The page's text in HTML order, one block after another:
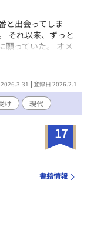
と出会ってしま
それ以来、ずっと
願っていた。 オメ
を売って稼ぐこと
わせ、雑踏の中を
た。 ところが視線
うに去っていく。
な平凡な見た目の
オメガバース、設
とうございまし
登録日 2026.2.1
け 現代
17
書籍情報